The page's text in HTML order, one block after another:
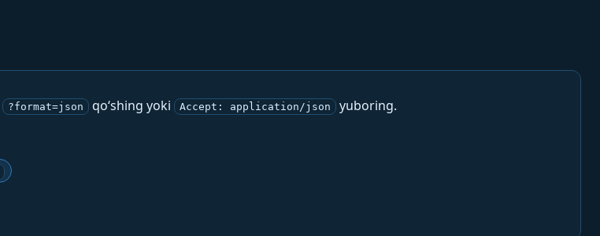
?format=json qo‘shing yoki Accept: application/json
yuboring.